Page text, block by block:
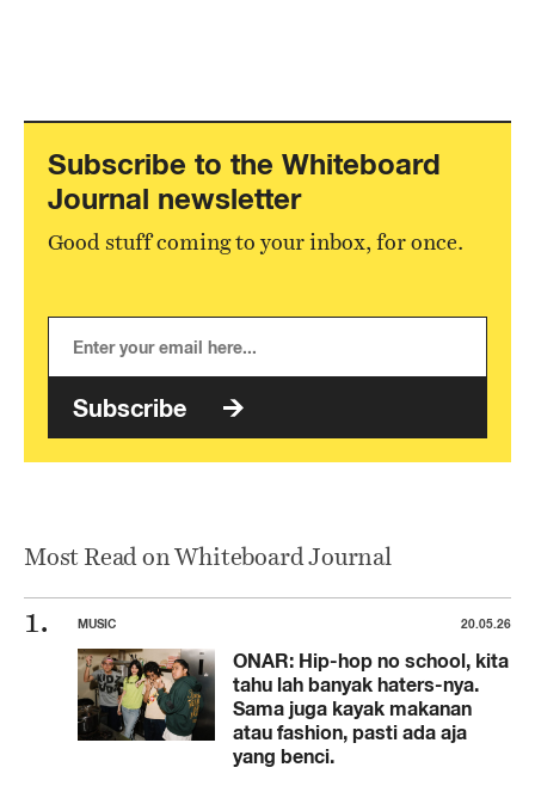
Subscribe to the Whiteboard
Journal newsletter
Good stuff coming to your inbox, for once.
Subscribe
Most Read on Whiteboard Journal
MUSIC 20.05.26
ONAR: Hip-hop no school, kita
tahu lah banyak haters-nya.
Sama juga kayak makanan
atau fashion, pasti ada aja
yang benci.